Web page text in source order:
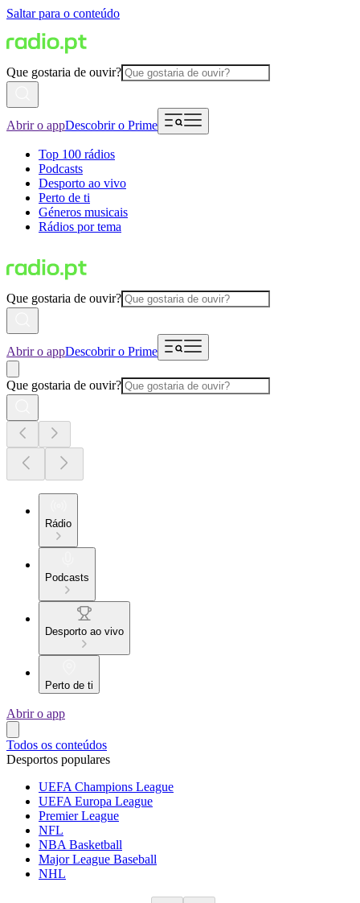
Saltar para o conteúdo
Que gostaria de ouvir?
Abrir o appDescobrir o Prime
Top 100 rádios
Podcasts
Desporto ao vivo
Perto de ti
Géneros musicais
Rádios por tema
Que gostaria de ouvir?
Abrir o appDescobrir o Prime
Que gostaria de ouvir?
Rádio
Podcasts
Desporto ao vivo
Perto de ti
Abrir o app
Todos os conteúdos
Desportos populares
UEFA Champions League
UEFA Europa League
Premier League
NFL
NBA Basketball
Major League Baseball
NHL